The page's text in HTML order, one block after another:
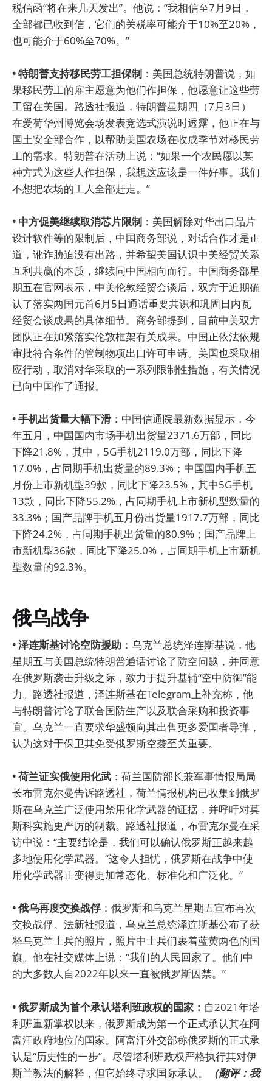
税信函“将在来几天发出”。他说：“我相信至7月9日，
全部都已收到信，它们的关税率可能介于10%至20%，
也可能介于60%至70%。”
• 特朗普支持移民劳工担保制 ：美国总统特朗普说，如
果移民劳工的雇主愿意为他们作担保，他愿意让这些劳
工留在美国。路透社报道，特朗普星期四（7月3日）
在爱荷华州博览会场发表竞选式演说时透露，他正在与
国土安全部合作，以帮助美国农场在收成季节对移民劳
工的需求。特朗普在活动上说：“如果一个农民愿以某
种方式为这些人作担保，我想这应该是一件好事。我们
不想把农场的工人全部赶走。”
• 中方促美继续取消芯片限制 ：美国解除对华出口晶片
设计软件等的限制后，中国商务部说，对话合作才是正
道，讹诈胁迫没有出路，并希望美国认识中美经贸关系
互利共赢的本质，继续同中国相向而行。中国商务部星
期五在官网表示，中美伦敦经贸会谈后，双方于近期确
认了落实两国元首6月5日通话重要共识和巩固日内瓦
经贸会谈成果的具体细节。商务部提到，目前中美双方
团队正在加紧落实伦敦框架有关成果。中国正依法依规
审批符合条件的管制物项出口许可申请。美国也采取相
应行动，取消对华采取的一系列限制性措施，有关情况
已向中国作了通报。
• 手机出货量大幅下滑 ：中国信通院最新数据显示，今
年五月，中国国内市场手机出货量2371.6万部，同比
下降21.8%，其中，5G手机2119.0万部，同比下降
17.0%，占同期手机出货量的89.3%；中国国内手机五
月份上市新机型39款，同比下降23.5%，其中5G手机
13款，同比下降55.2%，占同期手机上市新机型数量的
33.3%；国产品牌手机五月份出货量1917.7万部，同比
下降24.2%，占同期手机出货量的80.9%；国产品牌上
市新机型36款，同比下降25.0%，占同期手机上市新机
型数量的92.3%。
俄乌战争
• 泽连斯基讨论空防援助 ：乌克兰总统泽连斯基说，他
星期五与美国总统特朗普通话讨论了防空问题，并同意
在俄罗斯袭击升级之际，致力于提升基辅“空中防御”能
力。路透社报道，泽连斯基在Telegram上补充称，他
与特朗普讨论了联合国防生产以及联合采购和投资事
宜。乌克兰一直要求华盛顿向其出售更多爱国者导弹，
认为这对于保卫其免受俄罗斯空袭至关重要。
• 荷兰证实俄使用化武 ：荷兰国防部长兼军事情报局局
长布雷克尔曼告诉路透社，荷兰情报机构已收集到俄罗
斯在乌克兰广泛使用禁用化学武器的证据，并呼吁对莫
斯科实施更严厉的制裁。路透社报道，布雷克尔曼在采
访中说：“主要结论是，我们可以确认俄罗斯正越来越
多地使用化学武器。“这令人担忧，俄罗斯在战争中使
用化学武器正变得更加常态化、标准化和广泛化。”
• 俄乌再度交换战俘 ：俄罗斯和乌克兰星期五宣布再次
交换战俘。法新社报道，乌克兰总统泽连斯基公布了获
释乌克兰士兵的照片，照片中士兵们裹着蓝黄两色的国
旗。他在社交媒体上说：“我们的人民回家了。他们中
的大多数人自2022年以来一直被俄罗斯囚禁。”
• 俄罗斯成为首个承认塔利班政权的国家： 自2021年塔
利班重新掌权以来，俄罗斯成为第一个正式承认其在阿
富汗政府地位的国家。阿富汗外交部称俄罗斯的正式承
认是“历史性的一步”。尽管塔利班政权严格执行其对伊
斯兰教法的解释，但它始终寻求国际承认。
（翻评：我